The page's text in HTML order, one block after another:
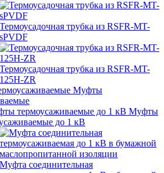
Термоусадочная трубка из RSFR-MT-
sPVDF
Термоусадочная трубка из RSFR-MT-
125H-ZR
Муфты
Муфты
до 1 кВ
Муфта соединительная